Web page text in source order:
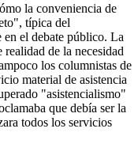
la conveniencia de
típica del
en el debate público. La
de la necesidad
los columnistas de
material de asistencia
"asistencialismo"
que debía ser la
todos los servicios